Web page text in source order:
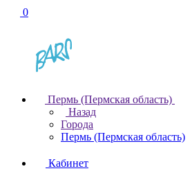
0
Пермь (Пермская область)
Назад
Города
Пермь (Пермская область)
Кабинет